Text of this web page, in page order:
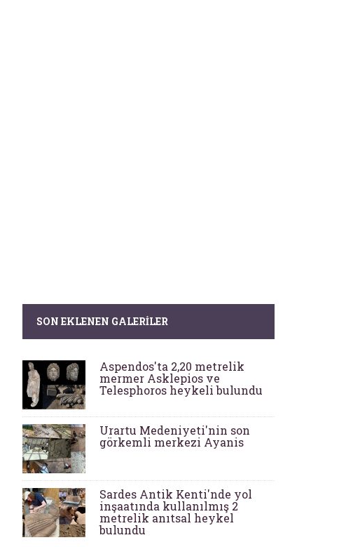
SON EKLENEN GALERILER
Aspendos'ta 2,20 metrelik
mermer Asklepios ve
Telesphoros heykeli bulundu
Urartu Medeniyeti'nin son
görkemli merkezi Ayanis
Sardes Antik Kenti'nde yol
inşaatında kullanılmış 2
metrelik anıtsal heykel
bulundu